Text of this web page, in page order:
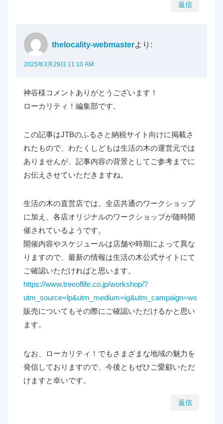
返信
thelocality-webmasterより:
2025年3月29日 11:10 AM
神谷様コメントありがとうございます！
ローカリティ！編集部です。
この記事はJTBのふるさと納税サイト向けに掲載さ
れたもので、わたくしどもは生活の木の運営元では
ありませんが、記事内容の背景としてご参考までに
お伝えさせていただきますね。
生活の木の直営店では、全店共通のワークショップ
に加え、各店オリジナルのワークショップが随時開
催されているようです。
開催内容やスケジュールは店舗や時期によって異な
りますので、最新の情報は生活の木公式サイトにて
ご確認いただければと思います。
https://www.treeoflife.co.jp/workshop/?
utm_source=lp&utm_medium=ig&utm_campaign=ws
販売についてもその際にご確認いただけるかと思い
ます。
なお、ローカリティ！でもさまざまな地域の魅力を
発信しておりますので、今後ともぜひご愛顧いただ
けますと幸いです。
返信